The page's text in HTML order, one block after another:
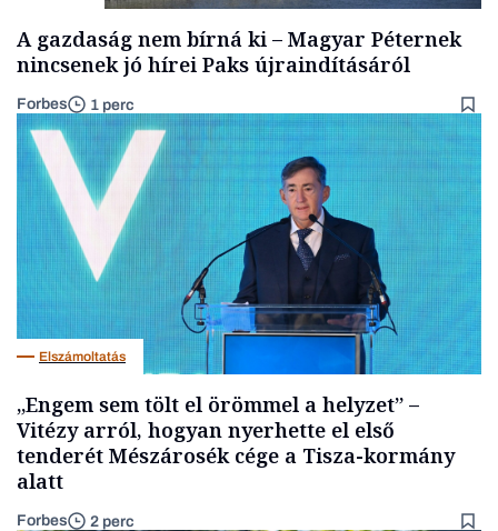
A gazdaság nem bírná ki – Magyar Péternek
nincsenek jó hírei Paks újraindításáról
Forbes 1 perc
Elszámoltatás
„Engem sem tölt el örömmel a helyzet” –
Vitézy arról, hogyan nyerhette el első
tenderét Mészárosék cége a Tisza-kormány
alatt
Forbes 2 perc